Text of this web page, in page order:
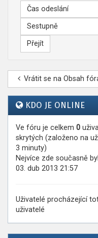
Čas odeslání
Sestupně
Vrátit se na Obsah
KDO JE ONLINE
Ve fóru je celkem 0
skrytých (založeno na
3 minuty)
Nejvíce zde současně
03. dub 2013 21:57
Uživatelé procházející
uživatelé